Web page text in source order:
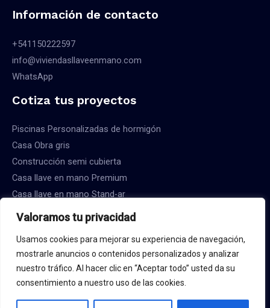
Valoramos tu privacidad
Usamos cookies para mejorar su experiencia de navegación,
mostrarle anuncios o contenidos personalizados y analizar
nuestro tráfico. Al hacer clic en “Aceptar todo” usted da su
consentimiento a nuestro uso de las cookies.
Información de contacto
+541150222597
info@viviendasllaveenmano.com
WhatsApp
Cotiza tus proyectos
Piscinas Personalizadas de hormigón
Casa Obra gris
Construcción semi cubierta
Casa llave en mano Premium
Casa llave en mano Stand-ar
Copyright © 2026 Constructora Viviendas Llave en Mano